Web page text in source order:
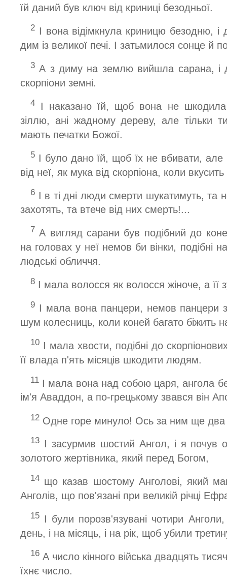
їй даний був ключ від криниці безодньої.
2 І вона відімкнула криницю безодню, і
дим із великої печі. І затьмилося сонце й
3 А з диму на землю вийшла сарана, і
скорпіони земні.
4 І наказано їй, щоб вона не шкодила
зіллю, ані жадному дереву, але тільки
мають печатки Божої.
5 І було дано їй, щоб їх не вбивати, але
від неї, як мука від скорпіона, коли
6 І в ті дні люди смерти шукатимуть, та
захотять, та втече від них смерть!...
7 А вигляд сарани був подібний до
на головах у неї немов би вінки, подібні
людські обличчя.
8 І мала волосся як волосся жіноче, а її
9 І мала вона панцери, немов панцери
шум колесниць, коли коней багато біжить
10 І мала хвости, подібні до
її влада п'ять місяців шкодити людям.
11 І мала вона над собою царя, ангола
ім'я Аваддон, а по-грецькому звався він
12 Одне горе минуло! Ось за ним ще два
13 І засурмив шостий Ангол, і я почув
золотого жертівника, який перед Богом,
14 що казав шостому Анголові, який
Анголів, що пов'язані при великій річці
15 І були порозв'язувані чотири
день, і на місяць, і на рік, щоб убили
16 А число кінного війська двадцять
їхнє число.